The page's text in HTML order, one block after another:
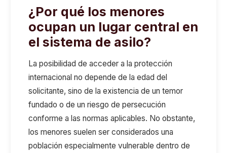
¿Por qué los menores
ocupan un lugar central en
el sistema de asilo?
La posibilidad de acceder a la protección
internacional no depende de la edad del
solicitante, sino de la existencia de un temor
fundado o de un riesgo de persecución
conforme a las normas aplicables. No obstante,
los menores suelen ser considerados una
población especialmente vulnerable dentro de